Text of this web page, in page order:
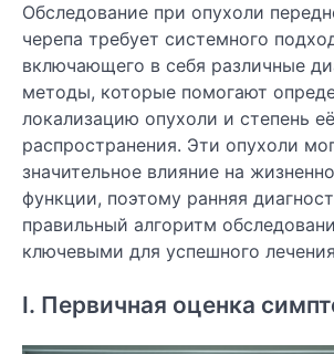
Обследование при опухоли
черепа требует системного
включающего в себя различные
методы, которые помогают
локализацию опухоли и степень её
распространения. Эти опухоли
значительное влияние на
функции, поэтому ранняя
правильный алгоритм
ключевыми для успешного
I. Первичная оценка